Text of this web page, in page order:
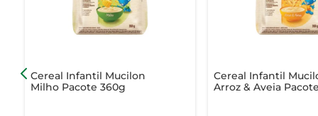
Cereal Infantil Mucilon
Milho Pacote 360g
Cereal Infantil
Arroz & Aveia